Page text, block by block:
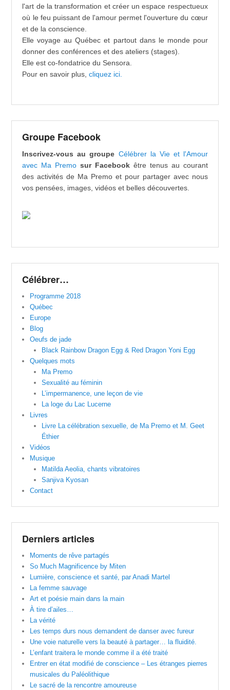
l'art de la transformation et créer un espace respectueux
où le feu puissant de l'amour permet l'ouverture du cœur
et de la conscience.
Elle voyage au Québec et partout dans le monde pour
donner des conférences et des ateliers (stages).
Elle est co-fondatrice du Sensora.
Pour en savoir plus,cliquez ici.
Groupe Facebook
Inscrivez-vous au groupe Célébrer la Vie et l'Amour
avec Ma Premo sur Facebook être tenus au courant
des activités de Ma Premo et pour partager avec nous
vos pensées, images, vidéos et belles découvertes.
Célébrer…
Programme 2018
Québec
Europe
Blog
Oeufs de jade
Black Rainbow Dragon Egg & Red Dragon Yoni Egg
Quelques mots
Ma Premo
Sexualité au féminin
L’impermanence, une leçon de vie
La loge du Lac Lucerne
Livres
Livre La célébration sexuelle, de Ma Premo et M. Geet
Éthier
Vidéos
Musique
Matilda Aeolia, chants vibratoires
Sanjiva Kyosan
Contact
Derniers articles
Moments de rêve partagés
So Much Magnificence by Miten
Lumière, conscience et santé, par Anadi Martel
La femme sauvage
Art et poésie main dans la main
À tire d’ailes…
La vérité
Les temps durs nous demandent de danser avec fureur
Une voie naturelle vers la beauté à partager… la fluidité.
L’enfant traitera le monde comme il a été traité
Entrer en état modifié de conscience – Les étranges pierres
musicales du Paléolithique
Le sacré de la rencontre amoureuse